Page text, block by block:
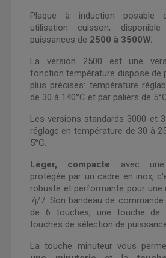
Plaque à induction posable
utilisation cuisson,
puissances de 2500 à 3500W.
La version 2500 est une
fonction température dispose de
plus précises: température
de 30 à 140°C et par paliers de
Les versions standards 3000 et
réglage en température de 30 à
5°C.
Léger, compacte avec une
protégée par un cadre en inox,
robuste et performante pour une
7j/7. Son bandeau de
de 6 touches, une touche de
touches de sélection de
La touche minuteur vous